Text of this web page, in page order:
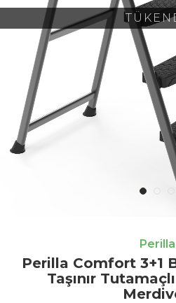
Perilla
Perilla Comfort 3+1
Taşınır